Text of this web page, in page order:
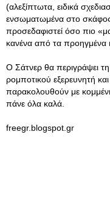
(αλεξίπτωτα, ειδικά
ενσωματωμένα στο
προσεδαφιστεί όσο πιο
κανένα από τα προηγμένα
Ο Σάτνερ θα περιγράψει
ρομποτικού εξερευνητή
παρακολουθούν με
πάνε όλα καλά.
freegr.blogspot.gr